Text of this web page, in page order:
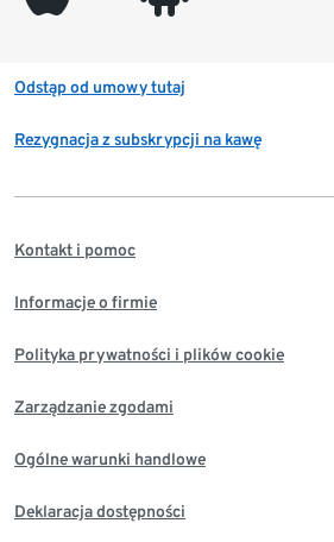
Odstąp od umowy tutaj
Rezygnacja z subskrypcji na kawę
Kontakt i pomoc
Informacje o firmie
Polityka prywatności i plików cookie
Zarządzanie zgodami
Ogólne warunki handlowe
Deklaracja dostępności